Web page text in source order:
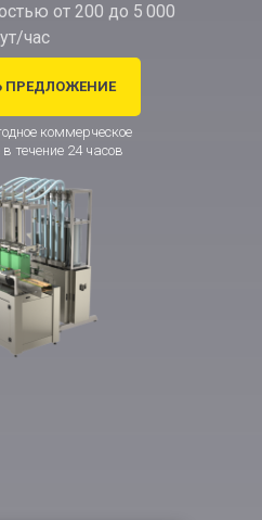
ПРЕДЛОЖЕНИЕ
от 200 до 5 000
час
коммерческое
течение 24 часов